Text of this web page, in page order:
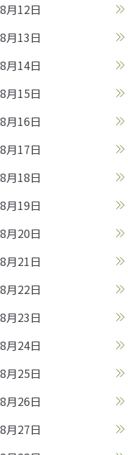
8月12日
8月13日
8月14日
8月15日
8月16日
8月17日
8月18日
8月19日
8月20日
8月21日
8月22日
8月23日
8月24日
8月25日
8月26日
8月27日